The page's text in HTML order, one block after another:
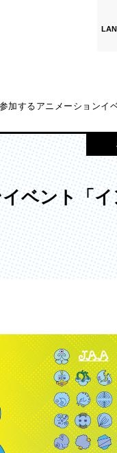
共通教
教員一
国際文
（2026
カート
創造
（仮
度開
加するアニメーションイ
ベント「